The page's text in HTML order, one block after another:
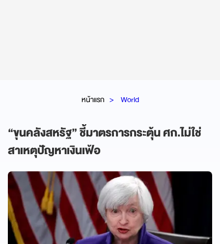
หน้าแรก World
“ขุนคลังสหรัฐ” ชี้มาตรการกระตุ้น ศก.ไม่ใช่
สาเหตุปัญหาเงินเฟ้อ